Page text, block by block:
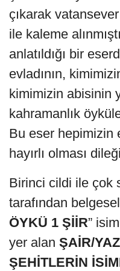
çıkarak
ile kaleme
anlatıldığı bir
evladının,
kimimizin abisinin
kahramanlık
Bu eser hepimizin
hayırlı olması
Birinci cildi ile çok
tarafından
ÖYKÜ 1 ŞİİR”
yer alan ŞAİR/
ŞEHİTLERİN